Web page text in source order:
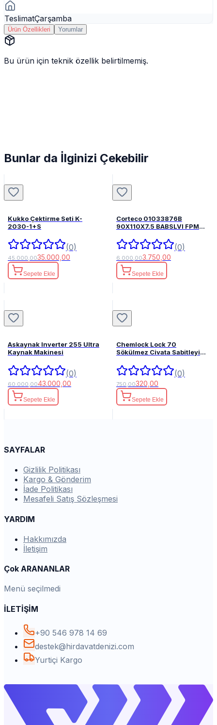
TeslimatÇarşamba
Ürün Özellikleri Yorumlar
Bu ürün için teknik özellik belirtilmemiş.
Bunlar da İlginizi Çekebilir
Kukko Çektirme Seti K-
2030-1+S
(0)
45.000,0035.000,00
Sepete Ekle
Corteco 01033876B
90X110X7.5 BABSLVI FPM
(0)
6.000,003.750,00
Sepete Ekle
Askaynak Inverter 255 Ultra
Kaynak Makinesi
(0)
60.000,0043.000,00
Sepete Ekle
Chemlock Lock 70
Sökülmez Civata Sabitleyici
(0)
750,00320,00
Sepete Ekle
SAYFALAR
Gizlilik Politikası
Kargo & Gönderim
İade Politikası
Mesafeli Satış Sözleşmesi
YARDIM
Hakkımızda
İletişim
Çok ARANANLAR
Menü seçilmedi
İLETİŞİM
+90 546 978 14 69
destek@hirdavatdenizi.com
Yurtiçi Kargo